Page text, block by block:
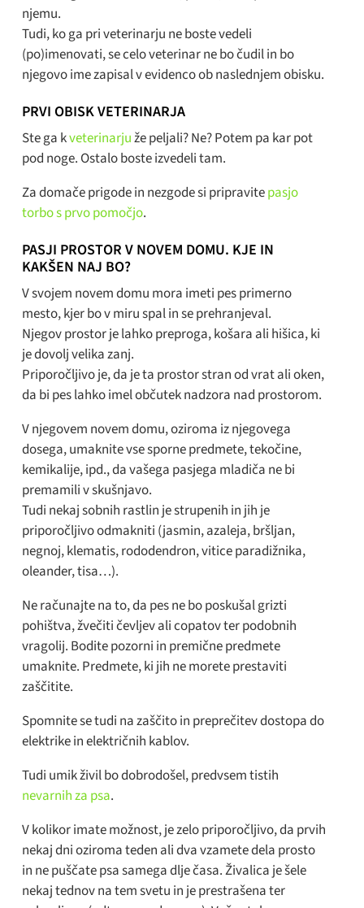
njemu.
Tudi, ko ga pri veterinarju ne boste vedeli
(po)imenovati, se celo veterinar ne bo čudil in bo
njegovo ime zapisal v evidenco ob naslednjem obisku.
PRVI OBISK VETERINARJA
Ste ga kveterinarjuže peljali? Ne? Potem pa kar pot
pod noge. Ostalo boste izvedeli tam.
Za domače prigode in nezgode si pripravitepasjo
torbo s prvo pomočjo.
PASJI PROSTOR V NOVEM DOMU. KJE IN
KAKŠEN NAJ BO?
V svojem novem domu mora imeti pes primerno
mesto, kjer bo v miru spal in se prehranjeval.
Njegov prostor je lahko preproga, košara ali hišica, ki
je dovolj velika zanj.
Priporočljivo je, da je ta prostor stran od vrat ali oken,
da bi pes lahko imel občutek nadzora nad prostorom.
V njegovem novem domu, oziroma iz njegovega
dosega, umaknite vse sporne predmete, tekočine,
kemikalije, ipd., da vašega pasjega mladiča ne bi
premamili v skušnjavo.
Tudi nekaj sobnih rastlin je strupenih in jih je
priporočljivo odmakniti (jasmin, azaleja, bršljan,
negnoj, klematis, rododendron, vitice paradižnika,
oleander, tisa…).
Ne računajte na to, da pes ne bo poskušal grizti
pohištva, žvečiti čevljev ali copatov ter podobnih
vragolij. Bodite pozorni in premične predmete
umaknite. Predmete, ki jih ne morete prestaviti
zaščitite.
Spomnite se tudi na zaščito in preprečitev dostopa do
elektrike in električnih kablov.
Tudi umik živil bo dobrodošel, predvsem tistih
nevarnih za psa.
V kolikor imate možnost, je zelo priporočljivo, da prvih
nekaj dni oziroma teden ali dva vzamete dela prosto
in ne puščate psa samega dlje časa. Živalica je šele
nekaj tednov na tem svetu in je prestrašena ter